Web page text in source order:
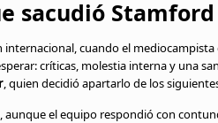
sacudió
cuando el
críticas, molestia interna y una
, quien decidió apartarlo de los
aunque el equipo respondió con